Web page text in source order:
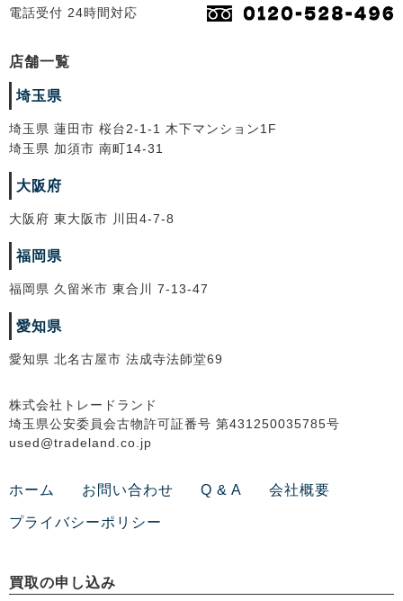
電話受付 24時間対応
店舗一覧
埼玉県
埼玉県 蓮田市 桜台2-1-1 木下マンション1F
埼玉県 加須市 南町14-31
大阪府
大阪府 東大阪市 川田4-7-8
福岡県
福岡県 久留米市 東合川 7-13-47
愛知県
愛知県 北名古屋市 法成寺法師堂69
株式会社トレードランド
埼玉県公安委員会古物許可証番号 第431250035785号
used@tradeland.co.jp
ホーム お問い合わせ Q & A 会社概要
プライバシーポリシー
買取の申し込み